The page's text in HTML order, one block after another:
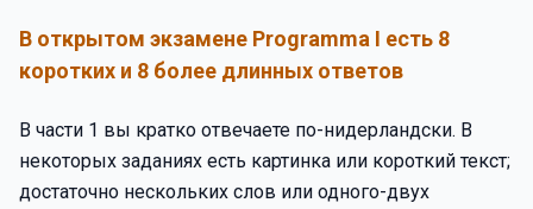
В открытом экзамене Programma I есть 8
коротких и 8 более длинных ответов
В части 1 вы кратко отвечаете по-нидерландски. В
некоторых заданиях есть картинка или короткий текст;
достаточно нескольких слов или одного-двух